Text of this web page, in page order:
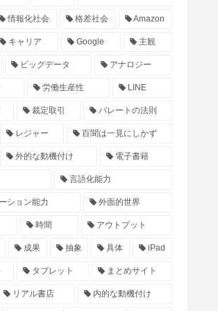
情報化社会 格差社会 Amazon
キャリア Google 主観
ビッグデータ アナロジー
労働生産性 LINE
裁定取引 パレートの法則
レジャー 百聞は一見にしかず
外的な動機付け 電子書籍
言語化能力
ション能力 外面的世界
時間 アウトプット
成果 抽象 具体 iPad
タブレット まとめサイト
リアル書店 内的な動機付け